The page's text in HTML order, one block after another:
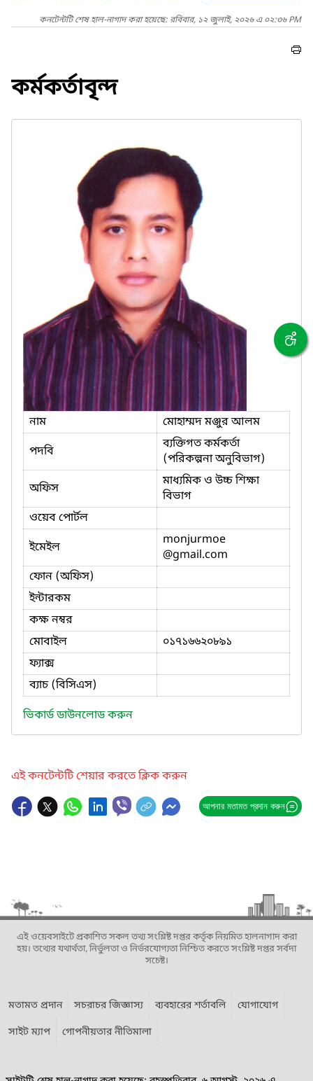
কনটেন্টটি শেষ হাল-নাগাদ করা হয়েছে: রবিবার, ১২ জুলাই, ২০২৬ এ ০২:৩৬ PM
কর্মকর্তাবৃন্দ
নাম
মোহাম্মদ মঞ্জুর আলম
পদবি
ব্যক্তিগত কর্মকর্তা
(পরিকল্পনা অনুবিভাগ)
অফিস
মাধ্যমিক ও উচ্চ শিক্ষা
বিভাগ
ওয়েব পোর্টল
ইমেইল
monjurmoe
@gmail.com
ফোন (অফিস)
ইন্টারকম
কক্ষ নম্বর
মোবাইল
০১৭১৬৬২০৮৯১
ফ্যাক্স
ব্যাচ (বিসিএস)
ভিকার্ড ডাউনলোড করুন
এই কনটেন্টটি শেয়ার করতে ক্লিক করুন
আপনার মতামত প্রদান করুন
এই ওয়েবসাইটে প্রকাশিত সকল তথ্য সংশ্লিষ্ট দপ্তর কর্তৃক নিয়মিত হালনাগাদ করা
হয়। তথ্যের যথার্থতা, নির্ভুলতা ও নির্ভরযোগ্যতা নিশ্চিত করতে সংশ্লিষ্ট দপ্তর সর্বদা
সচেষ্ট।
মতামত প্রদান সচরাচর জিজ্ঞাস্য ব্যবহারের শর্তাবলি
যোগাযোগ
সাইট ম্যাপ
গোপনীয়তার নীতিমালা